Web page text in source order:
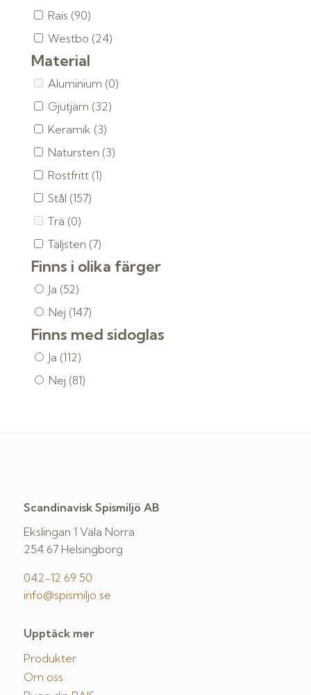
Rais (90)
Westbo (24)
Material
Aluminium (0)
Gjutjärn (32)
Keramik (3)
Natursten (3)
Rostfritt (1)
Stål (157)
Trä (0)
Täljsten (7)
Finns i olika färger
Ja (52)
Nej (147)
Finns med sidoglas
Ja (112)
Nej (81)
Scandinavisk Spismiljö AB
Ekslingan 1 Väla Norra
254 67 Helsingborg
042-12 69 50
info@spismiljo.se
Upptäck mer
Produkter
Om oss